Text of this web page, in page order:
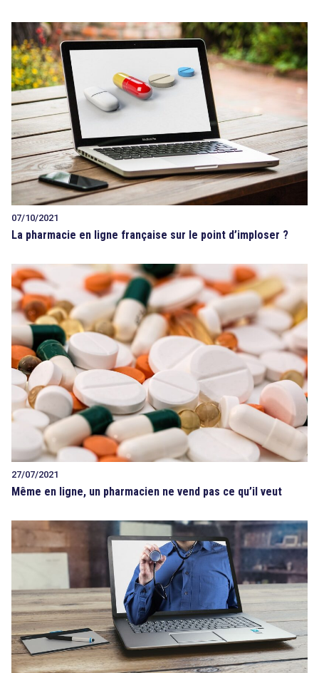
07/10/2021
La pharmacie en ligne française sur le point d’imploser ?
27/07/2021
Même en ligne, un pharmacien ne vend pas ce qu’il veut